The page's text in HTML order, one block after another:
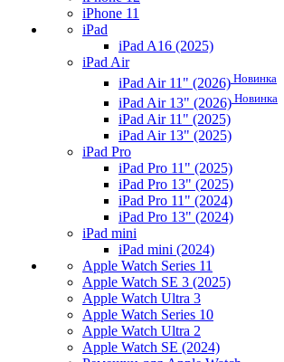
iPhone 11
iPad
iPad A16 (2025)
iPad Air
iPad Air 11" (2026) Новинка
iPad Air 13" (2026) Новинка
iPad Air 11" (2025)
iPad Air 13" (2025)
iPad Pro
iPad Pro 11" (2025)
iPad Pro 13" (2025)
iPad Pro 11" (2024)
iPad Pro 13" (2024)
iPad mini
iPad mini (2024)
Apple Watch Series 11
Apple Watch SE 3 (2025)
Apple Watch Ultra 3
Apple Watch Series 10
Apple Watch Ultra 2
Apple Watch SE (2024)